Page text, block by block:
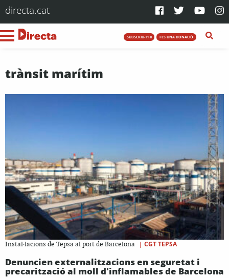
directa.cat
SUBSCRIU-T'HI FES UNA DONACIÓ
trànsit marítim
Instal·lacions de Tepsa al port de Barcelona | CGT TEPSA
Denuncien externalitzacions en seguretat i
precarització al moll d'inflamables de Barcelona